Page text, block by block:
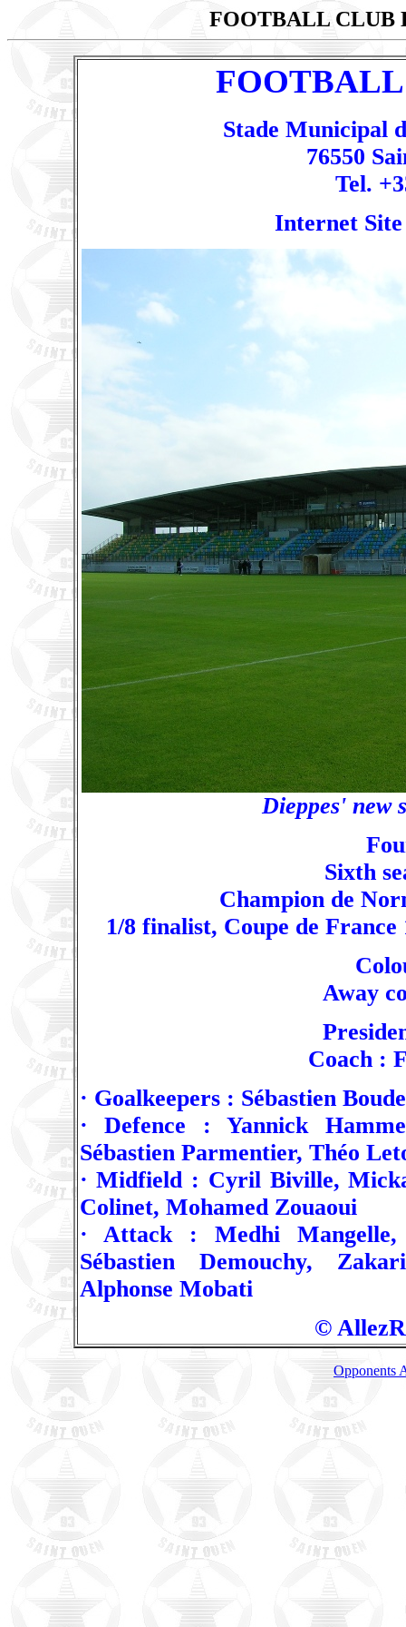
FOOTBALL CLUB
Stade Municipal
76550
Tel.
Internet
Dieppes' new
Sixth
Champion de
1/8 finalist, Coupe de
Away
Coach :
· Goalkeepers : Sébastien
· Defence : Yannick
Sébastien Parmentier, Théo
· Midfield : Cyril Biville,
Colinet, Mohamed Zouaoui
· Attack : Medhi Mangelle,
Sébastien Demouchy,
Alphonse Mobati
©
Opponents